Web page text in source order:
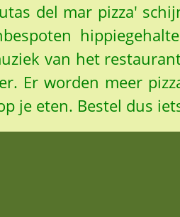
del mar pizza'
van het
Er worden meer
je eten. Bestel dus